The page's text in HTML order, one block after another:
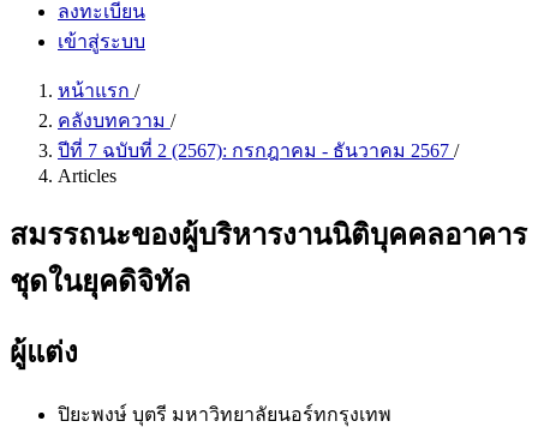
ลงทะเบียน
เข้าสู่ระบบ
หน้าแรก /
คลังบทความ /
ปีที่ 7 ฉบับที่ 2 (2567): กรกฎาคม - ธันวาคม 2567 /
Articles
สมรรถนะของผู้บริหารงานนิติบุคคลอาคาร
ชุดในยุคดิจิทัล
ผู้แต่ง
ปิยะพงษ์ บุตรี มหาวิทยาลัยนอร์ทกรุงเทพ